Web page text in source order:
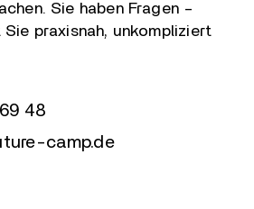
Sie haben Fragen –
Sie praxisnah, unkompliziert
48
camp.de